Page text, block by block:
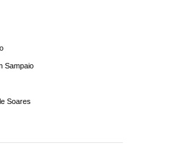
Sampaio
Soares